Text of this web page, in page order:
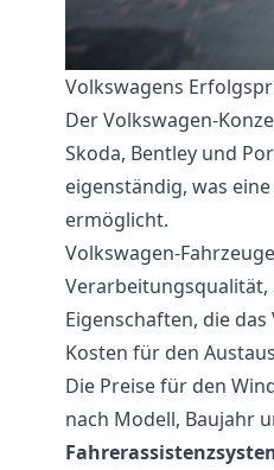
Volkswagens
Der Volkswagen-
Skoda, Bentley und
eigenständig, was
ermöglicht.
Volkswagen-
Eigenschaften, die
Kosten für den
Die Preise für den
nach Modell, Baujahr